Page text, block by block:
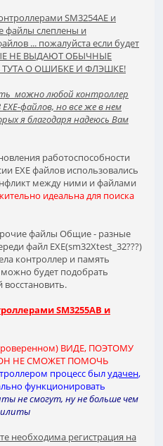
SM3254AE и
файлы слеплены и
... пожалуйста если будет
НЕ ВЫДАЮТ ОБЫЧНЫЕ
О ОШИБКЕ И ФЛЭШКЕ!
можно любой контроллер
файлов, но все же в нем
я благодаря надеюсь Вам
работоспособности
ЕХЕ файлов использовались
между ними и файлами
идеальна для поиска
файлы Общие - разные
файл ЕХЕ(sm32Xtest_32???)
контроллер и память
будет подобрать
восстановить.
SM3255AB и
ВИДЕ, ПОЭТОМУ
НЕ СМОЖЕТ ПОМОЧЬ
процесс былудачен,
функционировать
не смогут, ну не больше чем
необходима регистрация на